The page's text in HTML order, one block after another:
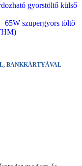
gyorstöltő külső
szupergyors töltő
BANKKÁRTYÁVAL